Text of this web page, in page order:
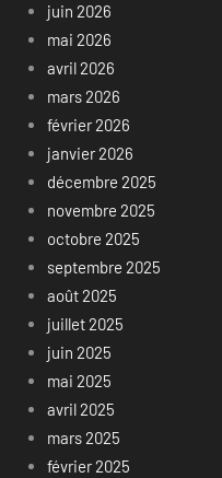
juin 2026
mai 2026
avril 2026
mars 2026
février 2026
janvier 2026
décembre 2025
novembre 2025
octobre 2025
septembre 2025
août 2025
juillet 2025
juin 2025
mai 2025
avril 2025
mars 2025
février 2025